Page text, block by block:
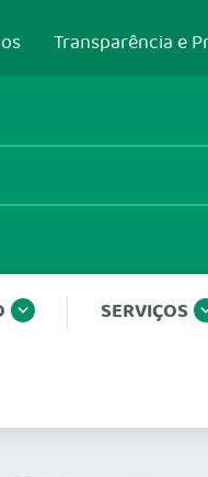
Transparência e
SERVIÇOS